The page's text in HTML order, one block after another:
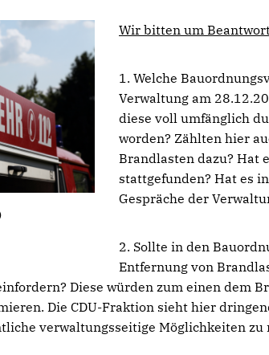
Wir bitten um
1. Welche
Verwaltung am
diese voll umfänglich
worden? Zählten hier
Brandlasten dazu? Hat
stattgefunden? Hat es
Gespräche der
2. Sollte in den
Entfernung von
Diese würden zum einen dem
Die CDU-Fraktion sieht hier
verwaltungsseitige Möglichkeiten zu